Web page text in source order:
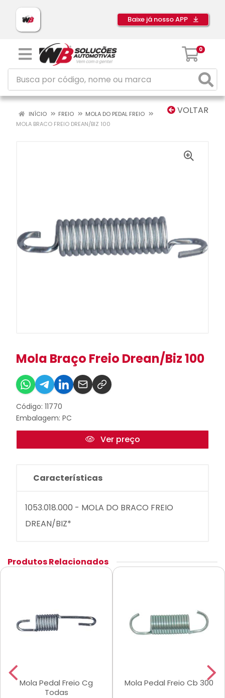
Baixe já nosso APP
0
VOLTAR
INÍCIO FREIO
MOLA DO PEDAL FREIO
MOLA BRACO FREIO DREAN/BIZ 100
Mola Braço Freio Drean/Biz 100
Código: 11770
Embalagem: PC
Ver preço
Características
1053.018.000 - MOLA DO BRACO FREIO
DREAN/BIZ*
Produtos Relacionados
Mola Pedal Freio Cg
Todas
Mola Pedal Freio Cb 300